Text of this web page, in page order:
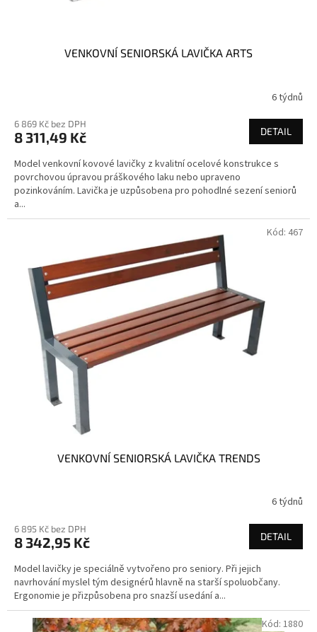
VENKOVNÍ SENIORSKÁ LAVIČKA ARTS
6 týdnů
6 869 Kč bez DPH
8 311,49 Kč DETAIL
Model venkovní kovové lavičky z kvalitní ocelové konstrukce s
povrchovou úpravou práškového laku nebo upraveno
pozinkováním. Lavička je uzpůsobena pro pohodlné sezení seniorů
a...
VENKOVNÍ SENIORSKÁ LAVIČKA TRENDS
6 týdnů
6 895 Kč bez DPH
8 342,95 Kč DETAIL
Model lavičky je speciálně vytvořeno pro seniory. Při jejich
navrhování myslel tým designérů hlavně na starší spoluobčany.
Ergonomie je přizpůsobena pro snazší usedání a...
Kód: 467
Kód: 1880